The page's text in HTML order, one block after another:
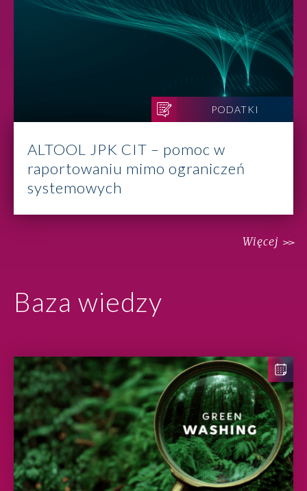
PODATKI
ALTOOL JPK CIT – pomoc w
raportowaniu mimo ograniczeń
systemowych
Więcej
Baza wiedzy